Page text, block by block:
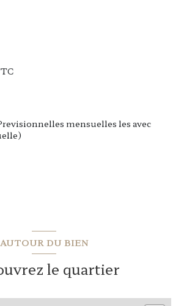
mensuelles les avec
AUTOUR DU BIEN
le quartier